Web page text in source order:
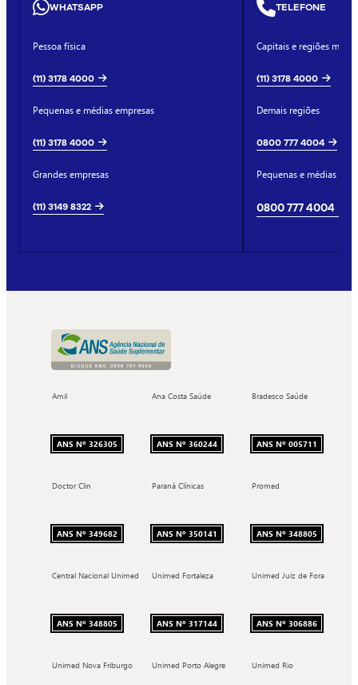
WHATSAPP
Pessoa física
(11) 3178 4000
Pequenas e médias empresas
(11) 3178 4000
Grandes empresas
(11) 3149 8322
TELEFONE
Capitais e regiões
(11) 3178 4000
Demais regiões
0800 777 4004
Pequenas e médias
0800 777 4004
Amil
ANS Nº 326305
Ana Costa Saúde
ANS Nº 360244
Bradesco Saúde
ANS Nº 005711
Doctor Clin
ANS Nº 349682
Paraná Clínicas
ANS Nº 350141
Promed
ANS Nº 348805
Central Nacional Unimed
ANS Nº 348805
Unimed Fortaleza
ANS Nº 317144
Unimed Juiz de Fora
ANS Nº 306886
Unimed Nova Friburgo Unimed Porto Alegre Unimed Rio